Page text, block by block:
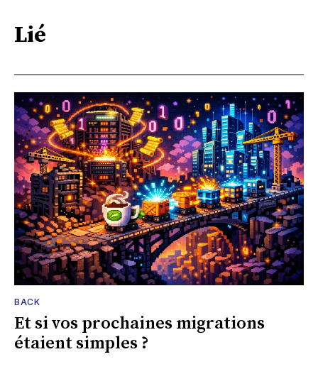
Lié
BACK
Et si vos prochaines migrations
étaient simples ?